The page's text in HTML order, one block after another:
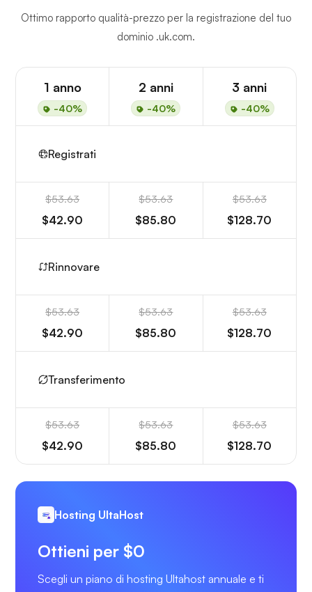
Ottimo rapporto qualità-prezzo per la registrazione del tuo
dominio .uk.com.
1 anno
-40%
2 anni
-40%
3 anni
-40%
Registrati
$53.63
$42.90
$53.63
$85.80
$53.63
$128.70
Rinnovare
$53.63
$42.90
$53.63
$85.80
$53.63
$128.70
Transferimento
$53.63
$42.90
$53.63
$85.80
$53.63
$128.70
Hosting UltaHost
Ottieni per $0
Scegli un piano di hosting Ultahost annuale e ti